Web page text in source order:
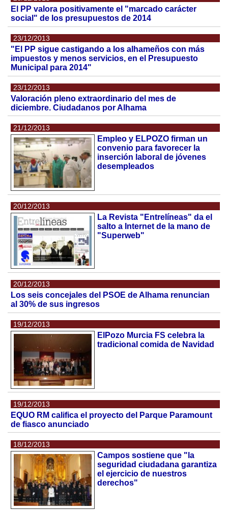
El PP valora positivamente el "marcado carácter
social" de los presupuestos de 2014
23/12/2013
"El PP sigue castigando a los alhameños con más
impuestos y menos servicios, en el Presupuesto
Municipal para 2014"
23/12/2013
Valoración pleno extraordinario del mes de
diciembre. Ciudadanos por Alhama
21/12/2013
Empleo y ELPOZO firman un
convenio para favorecer la
inserción laboral de jóvenes
desempleados
20/12/2013
La Revista "Entrelíneas" da el
salto a Internet de la mano de
"Superweb"
20/12/2013
Los seis concejales del PSOE de Alhama renuncian
al 30% de sus ingresos
19/12/2013
ElPozo Murcia FS celebra la
tradicional comida de Navidad
19/12/2013
EQUO RM califica el proyecto del Parque Paramount
de fiasco anunciado
18/12/2013
Campos sostiene que "la
seguridad ciudadana garantiza
el ejercicio de nuestros
derechos"